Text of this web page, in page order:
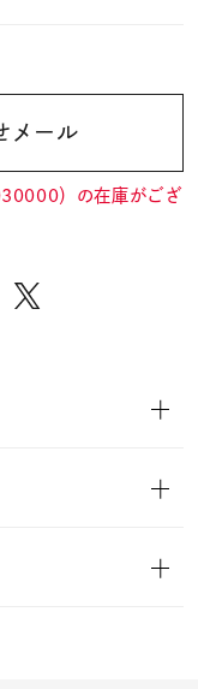
メール
）の在庫がござ